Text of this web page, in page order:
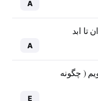
A
تا ابد
A
( چگونه
E